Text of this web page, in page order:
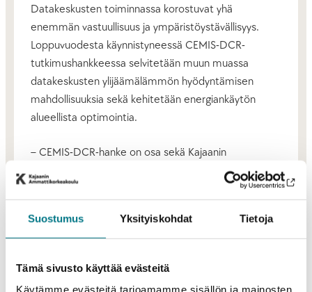
Suostumus Yksityiskohdat Tietoja
Tämä sivusto käyttää evästeitä
Käytämme evästeitä tarjoamamme sisällön ja mainosten
Datakeskusten toiminnassa korostuvat yhä
enemmän vastuullisuus ja ympäristöystävällisyys.
Loppuvuodesta käynnistyneessä CEMIS-DCR-
tutkimushankkeessa selvitetään muun muassa
datakeskusten ylijäämälämmön hyödyntämisen
mahdollisuuksia sekä kehitetään energiankäytön
alueellista optimointia.
– CEMIS-DCR-hanke on osa sekä Kajaanin
datakeskusekosysteemin toimintaa että Työ- ja
elinkeinoministeriön datatalouden
johtajaNiina Ahtonen.
hanke painottuu erityisesti metsä- ja biotalouden